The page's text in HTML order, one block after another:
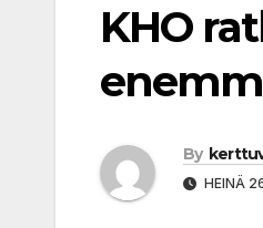
KHO
By
HEINÄ